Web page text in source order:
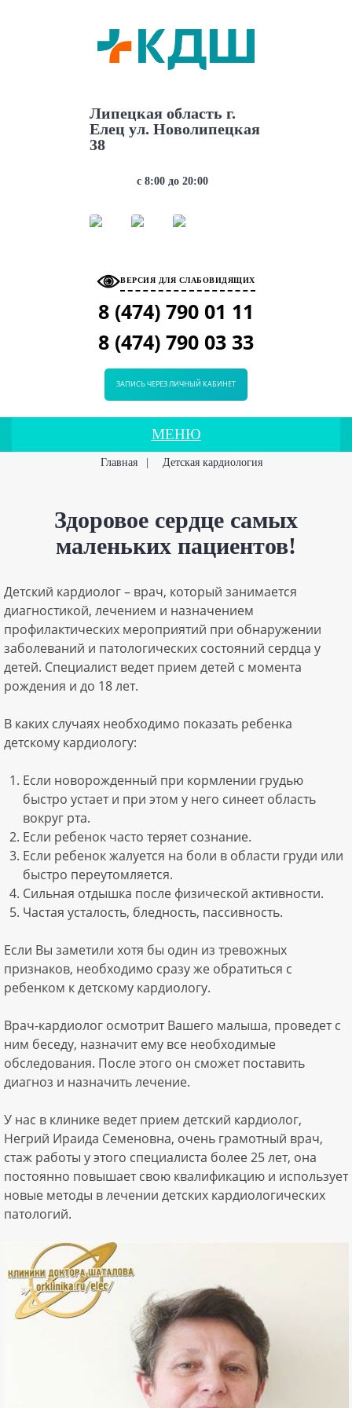
Липецкая область г.
Елец ул. Новолипецкая
38
с 8:00 до 20:00
ВЕРСИЯ ДЛЯ СЛАБОВИДЯЩИХ
8 (474) 790 01 11
8 (474) 790 03 33
ЗАПИСЬ ЧЕРЕЗ ЛИЧНЫЙ КАБИНЕТ
МЕНЮ
Главная Детская кардиология
Здоровое сердце самых
маленьких пациентов!
Детский кардиолог – врач, который занимается
диагностикой, лечением и назначением
профилактических мероприятий при обнаружении
заболеваний и патологических состояний сердца у
детей. Специалист ведет прием детей с момента
рождения и до 18 лет.
В каких случаях необходимо показать ребенка
детскому кардиологу:
Если новорожденный при кормлении грудью
быстро устает и при этом у него синеет область
вокруг рта.
Если ребенок часто теряет сознание.
Если ребенок жалуется на боли в области груди или
быстро переутомляется.
Сильная отдышка после физической активности.
Частая усталость, бледность, пассивность.
Если Вы заметили хотя бы один из тревожных
признаков, необходимо сразу же обратиться с
ребенком к детскому кардиологу.
Врач-кардиолог осмотрит Вашего малыша, проведет с
ним беседу, назначит ему все необходимые
обследования. После этого он сможет поставить
диагноз и назначить лечение.
У нас в клинике ведет прием детский кардиолог,
Негрий Ираида Семеновна, очень грамотный врач,
стаж работы у этого специалиста более 25 лет, она
постоянно повышает свою квалификацию и использует
новые методы в лечении детских кардиологических
патологий.